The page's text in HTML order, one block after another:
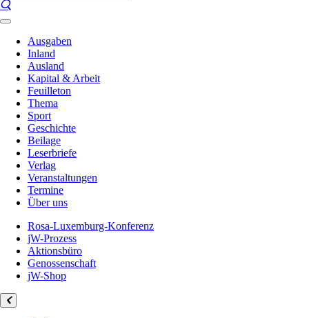
Ausgaben
Inland
Ausland
Kapital & Arbeit
Feuilleton
Thema
Sport
Geschichte
Beilage
Leserbriefe
Verlag
Veranstaltungen
Termine
Über uns
Rosa-Luxemburg-Konferenz
jW-Prozess
Aktionsbüro
Genossenschaft
jW-Shop